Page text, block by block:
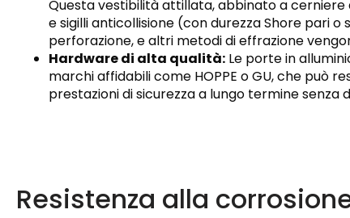
Questa vestibilità attillata, abbinato a
e sigilli anticollisione (con durezza Shore pari
perforazione, e altri metodi di effrazione
Hardware di alta qualità: Le porte in
marchi affidabili come HOPPE o GU, che può
prestazioni di sicurezza a lungo termine
Resistenza alla